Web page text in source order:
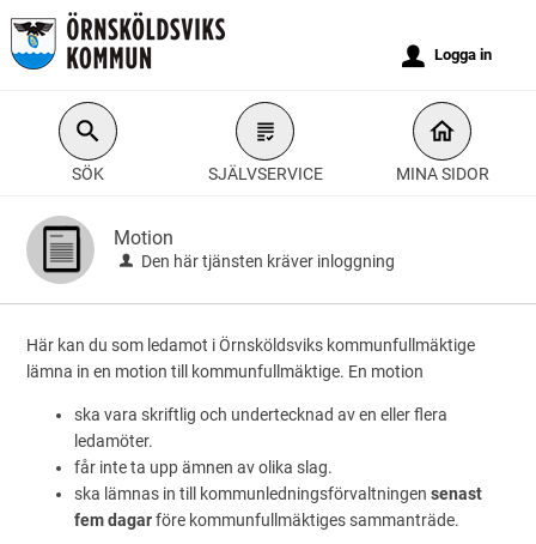
Välkommen
till
tjänster
Örnsköldsviks
kommun
SÖK SJÄLVSERVICE MINA SIDOR
u Logga in
Motion
Den här tjänsten kräver inloggning
Här kan du som ledamot i Örnsköldsviks kommunfullmäktige
lämna in en motion till kommunfullmäktige. En motion
ska vara skriftlig och undertecknad av en eller flera
ledamöter.
får inte ta upp ämnen av olika slag.
ska lämnas in till kommunledningsförvaltningensenast
fem dagarföre kommunfullmäktiges sammanträde.